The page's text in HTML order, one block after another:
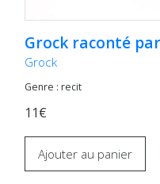
Grock raconté
Grock
Genre : recit
11€
Ajouter au panier